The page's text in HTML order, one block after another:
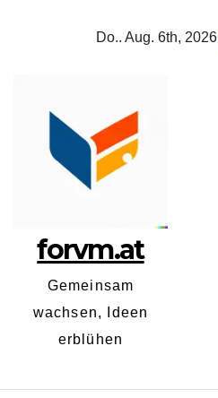
Do.. Aug. 6th, 2026
forvm.at
Gemeinsam
wachsen, Ideen
erblühen